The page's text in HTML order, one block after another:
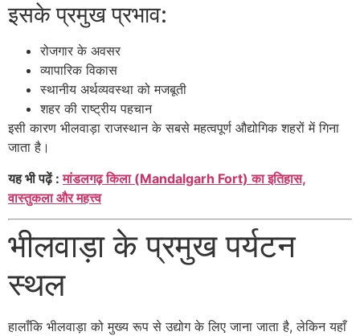
इसके प्रमुख प्रभाव:
रोजगार के अवसर
व्यापारिक विकास
स्थानीय अर्थव्यवस्था को मजबूती
शहर की राष्ट्रीय पहचान
इसी कारण भीलवाड़ा राजस्थान के सबसे महत्वपूर्ण औद्योगिक शहरों में गिना
जाता है।
यह भी पढ़ें :मांडलगढ़ किला (Mandalgarh Fort) का इतिहास,
वास्तुकला और महत्त्व
भीलवाड़ा के प्रमुख पर्यटन
स्थल
हालाँकि भीलवाड़ा को मुख्य रूप से उद्योग के लिए जाना जाता है, लेकिन यहाँ